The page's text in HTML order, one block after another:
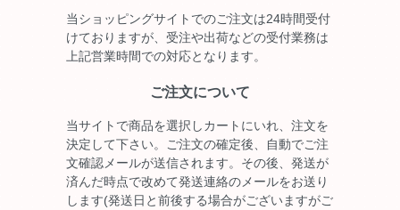
当ショッピングサイトでのご注文は24時間受付
けておりますが、受注や出荷などの受付業務は
上記営業時間での対応となります。
ご注文について
当サイトで商品を選択しカートにいれ、注文を
決定して下さい。ご注文の確定後、自動でご注
文確認メールが送信されます。その後、発送が
済んだ時点で改めて発送連絡のメールをお送り
します(発送日と前後する場合がございますがご